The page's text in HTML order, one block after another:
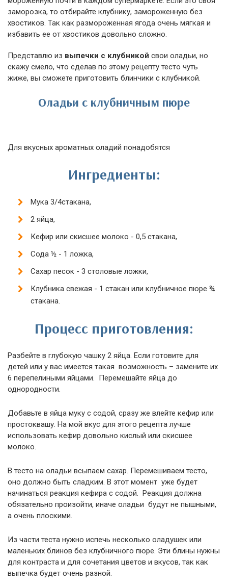
заморозка, то отбирайте клубнику, замороженную без
хвостиков. Так как размороженная ягода очень мягкая и
избавить ее от хвостиков довольно сложно.
Представлю из выпечки с клубникой свои оладьи, но
скажу смело, что сделав по этому рецепту тесто чуть
жиже, вы сможете приготовить блинчики с клубникой.
Оладьи с клубничным пюре
Для вкусных ароматных оладий понадобятся
Ингредиенты:
Мука 3/4стакана,
2 яйца,
Кефир или скисшее молоко - 0,5 стакана,
Сода ½ - 1 ложка,
Сахар песок - 3 столовые ложки,
Клубника свежая - 1 стакан или клубничное пюре ¾
стакана.
Процесс приготовления:
Разбейте в глубокую чашку 2 яйца. Если готовите для
детей или у вас имеется такая возможность – замените их
6 перепелиными яйцами. Перемешайте яйца до
однородности.
Добавьте в яйца муку с содой, сразу же влейте кефир или
простоквашу. На мой вкус для этого рецепта лучше
использовать кефир довольно кислый или скисшее
молоко.
В тесто на оладьи всыпаем сахар. Перемешиваем тесто,
оно должно быть сладким. В этот момент уже будет
начинаться реакция кефира с содой. Реакция должна
обязательно произойти, иначе оладьи будут не пышными,
а очень плоскими.
Из части теста нужно испечь несколько оладушек или
маленьких блинов без клубничного пюре. Эти блины нужны
для контраста и для сочетания цветов и вкусов, так как
выпечка будет очень разной.